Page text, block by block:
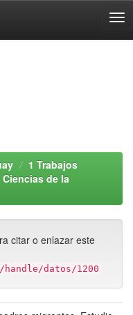
1 Trabajos
de la
citar o enlazar este
datos/1200